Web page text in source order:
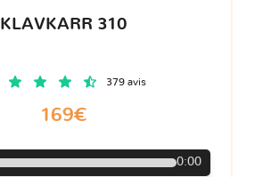
KLAVKARR 310
379 avis
169€
0:00